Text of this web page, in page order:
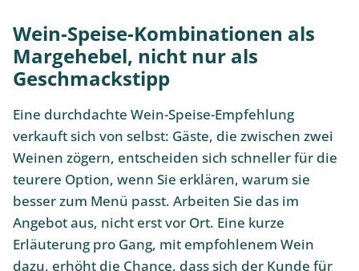
Wein-Speise-Kombinationen als
Margehebel, nicht nur als
Geschmackstipp
Eine durchdachte Wein-Speise-Empfehlung
verkauft sich von selbst: Gäste, die zwischen zwei
Weinen zögern, entscheiden sich schneller für die
teurere Option, wenn Sie erklären, warum sie
besser zum Menü passt. Arbeiten Sie das im
Angebot aus, nicht erst vor Ort. Eine kurze
Erläuterung pro Gang, mit empfohlenem Wein
dazu, erhöht die Chance, dass sich der Kunde für